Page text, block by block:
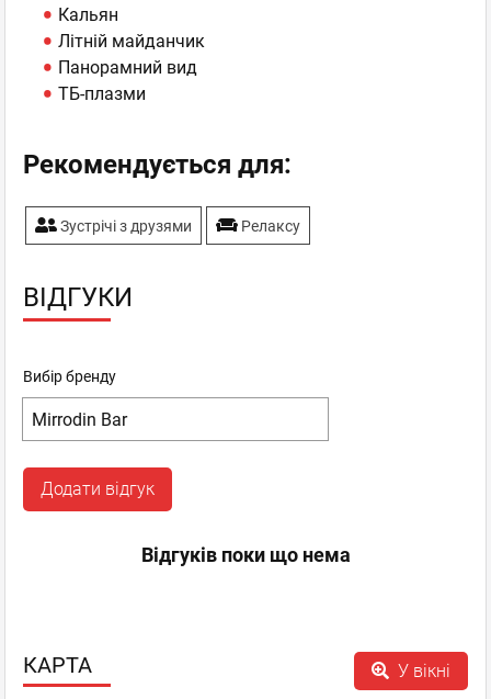
Кальян
Літній майданчик
Панорамний вид
ТБ-плазми
Рекомендується для:
Зустрічі з друзями Релаксу
ВІДГУКИ
Вибір бренду
Додати відгук
Відгуків поки що нема
КАРТА У вікні